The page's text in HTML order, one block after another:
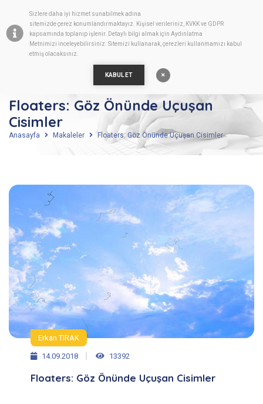
Sizlere daha iyi hizmet sunabilmek adına
sitemizdeçerez konumlandırmaktayız. Kişisel verileriniz, KVKK ve GDPR
kapsamında toplanıp işlenir. Detaylı bilgi almak için Aydınlatma
Metnimizi inceleyebilirsiniz. Sitemizi kullanarak, çerezleri kullanmamızı kabul
etmiş olacaksınız.
KABUL ET
Floaters: Göz Önünde Uçuşan
Cisimler
Anasayfa Makaleler Floaters: Göz Önünde Uçuşan Cisimler
Erkan TIRAK
14.09.2018 13392
Floaters: Göz Önünde Uçuşan Cisimler